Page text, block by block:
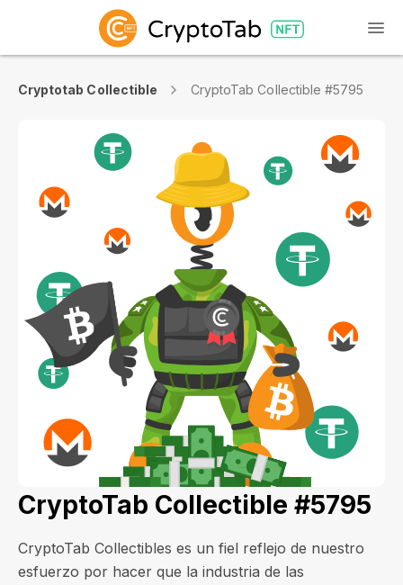
Cryptotab Collectible CryptoTab Collectible #5795
CryptoTab Collectible #5795
CryptoTab Collectibles es un fiel reflejo de nuestro
esfuerzo por hacer que la industria de las